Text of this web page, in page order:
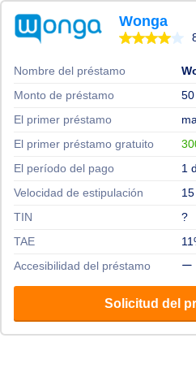
Wonga
Nombre del préstamo
Monto de préstamo
El primer préstamo
El primer préstamo gratuito
El período del pago
1
Velocidad de estipulación
TIN
?
TAE
Accesibilidad del préstamo
Solicitud del